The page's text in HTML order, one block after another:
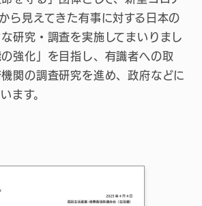
ら見えてきた有事に対する日本の
研究・調査を実施してまいりまし
強化」を目指し、有識者への取
関の調査研究を進め、政府などに
ます。